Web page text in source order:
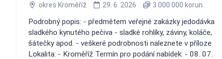
okres Kroměříž 29. 6. 2026 3 000 000 korun
Podrobný popis: - předmětem veřejné zakázky jedodávka
sladkého kynutého pečiva - sladké rohlíky, záviny, koláče,
šátečky apod. - veškeré podrobnosti naleznete v příloze
Lokalita: - Kroměříž Termín pro podání nabídek: - 08. 07.